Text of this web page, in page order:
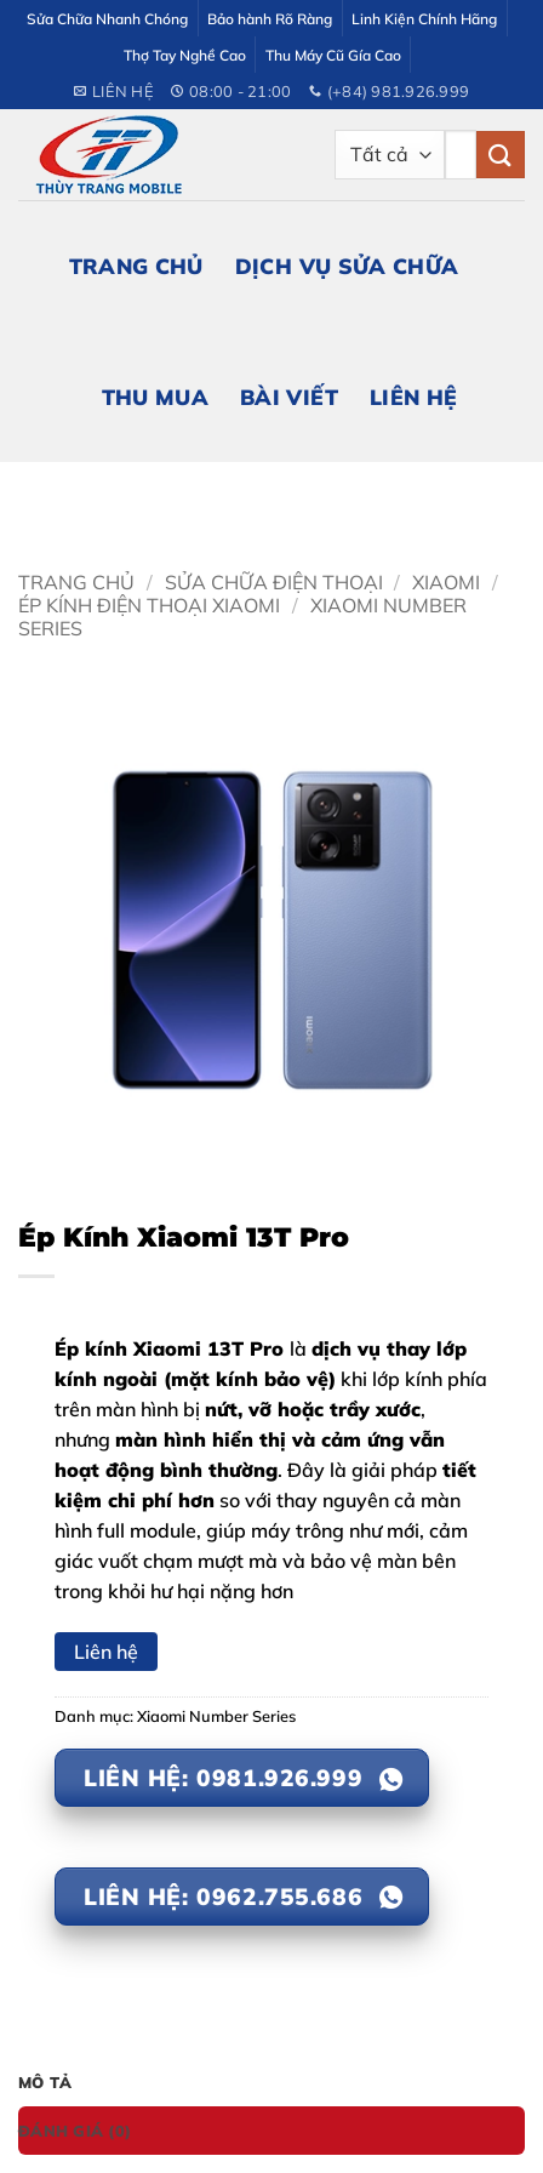
dung
Sửa Chữa Nhanh Chóng Bảo hành Rõ Ràng
Linh Kiện Chính Hãng
Thợ Tay Nghề Cao
Thu Máy Cũ Gía Cao
LIÊN HỆ 08:00 - 21:00 (+84) 981.926.999
TRANG CHỦ DỊCH VỤ SỬA CHỮA
THU MUA BÀI VIẾT LIÊN HỆ
TRANG CHỦ / SỬA CHỮA ĐIỆN THOẠI / XIAOMI /
ÉP KÍNH ĐIỆN THOẠI XIAOMI / XIAOMI NUMBER
SERIES
Ép Kính Xiaomi 13T Pro
Ép kính Xiaomi 13T Pro là dịch vụ thay lớp
kính ngoài (mặt kính bảo vệ) khi lớp kính phía
trên màn hình bị nứt, vỡ hoặc trầy xước,
nhưng màn hình hiển thị và cảm ứng vẫn
hoạt động bình thường. Đây là giải pháp tiết
kiệm chi phí hơn so với thay nguyên cả màn
hình full module, giúp máy trông như mới, cảm
giác vuốt chạm mượt mà và bảo vệ màn bên
trong khỏi hư hại nặng hơn
Liên hệ
Danh mục:Xiaomi Number Series
LIÊN HỆ: 0981.926.999
LIÊN HỆ: 0962.755.686
MÔ TẢ
ĐÁNH GIÁ (0)